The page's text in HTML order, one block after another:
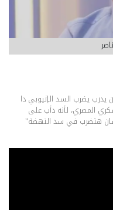
يضرب السد الإثيوبي دا
المصري، لأنه دأب على
هتضرب في سد النهضة"